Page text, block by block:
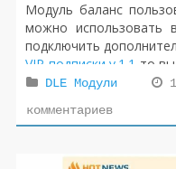
Модуль баланс
можно использовать
подключить
VIP подписки v.1.1 то
допустим в группу
DLE Модули
комментариев